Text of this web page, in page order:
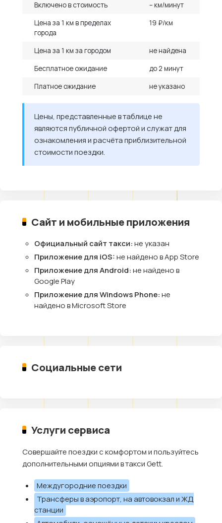
Включено в стоимость
– км/минут
Цена за 1 км в пределах
города
19 ₽/км
Цена за 1 км за городом
не найдена
Бесплатное ожидание
до 2 минут
Платное ожидание
не указано
Цены, представленные в таблице не
являются публичной офертой и служат для
ознакомления и расчёта приблизительной
стоимости поездки.
Сайт и мобильные приложения
Официальный сайт такси:не указан
Приложение для iOS:не найдено в App Store
Приложение для Android:не найдено в
Google Play
Приложение для Windows Phone:не
найдено в Microsoft Store
Социальные сети
Услуги сервиса
Совершайте поездки с комфортом и пользуйтесь
дополнительными опциями в такси Gett.
Междугородние поездки
Трансферы в аэропорт, на автовокзал и ЖД
станции